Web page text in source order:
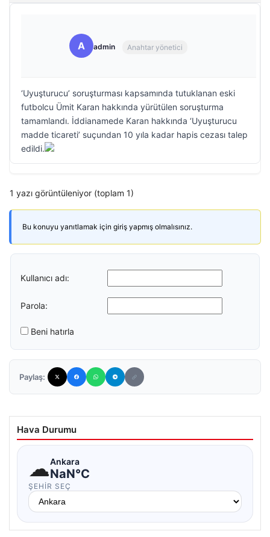
A admin Anahtar yönetici
‘Uyuşturucu’ soruşturması kapsamında tutuklanan eski
futbolcu Ümit Karan hakkında yürütülen soruşturma
tamamlandı. İddianamede Karan hakkında ‘Uyuşturucu
madde ticareti’ suçundan 10 yıla kadar hapis cezası talep
edildi.
1 yazı görüntüleniyor (toplam 1)
Bu konuyu yanıtlamak için giriş yapmış olmalısınız.
Kullanıcı adı:
Parola:
Beni hatırla
Paylaş:
Hava Durumu
☁Ankara
NaN°C
ŞEHIR SEÇ